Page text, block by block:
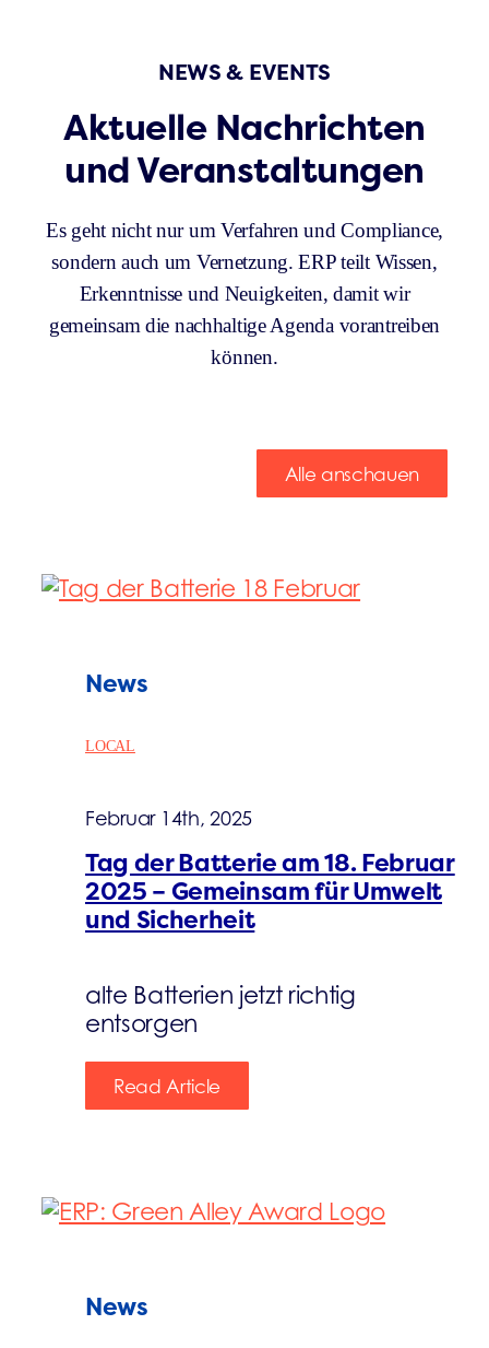
NEWS & EVENTS
Aktuelle Nachrichten
und Veranstaltungen
Es geht nicht nur um Verfahren und Compliance,
sondern auch um Vernetzung. ERP teilt Wissen,
Erkenntnisse und Neuigkeiten, damit wir
gemeinsam die nachhaltige Agenda vorantreiben
können.
Alle anschauen
News
LOCAL
Februar 14th, 2025
Tag der Batterie am 18. Februar
2025 – Gemeinsam für Umwelt
und Sicherheit
alte Batterien jetzt richtig
entsorgen
Read Article
News